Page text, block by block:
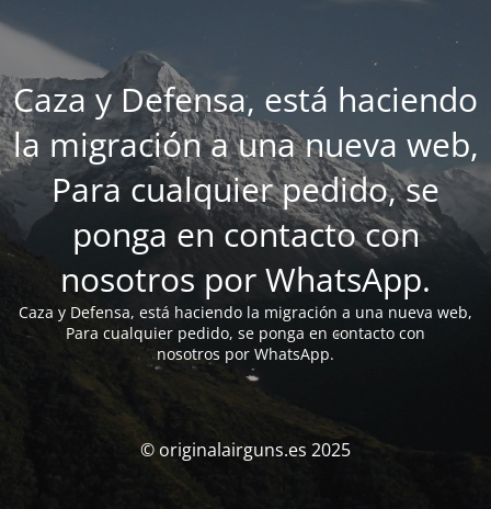
Caza y Defensa, está haciendo
la migración a una nueva web,
Para cualquier pedido, se
ponga en contacto con
nosotros por WhatsApp.
Caza y Defensa, está haciendo la migración a una nueva web,
Para cualquier pedido, se ponga en contacto con
nosotros por WhatsApp.
© originalairguns.es 2025